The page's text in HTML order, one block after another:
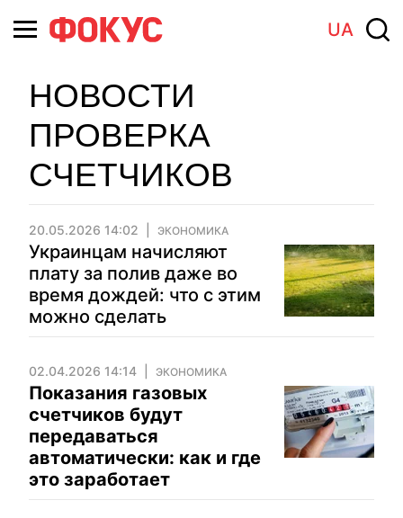
UA
НОВОСТИ
ПРОВЕРКА
СЧЕТЧИКОВ
20.05.2026 14:02 ЭКОНОМИКА
Украинцам начисляют
плату за полив даже во
время дождей: что с этим
можно сделать
02.04.2026 14:14 ЭКОНОМИКА
Показания газовых
счетчиков будут
передаваться
автоматически: как и где
это заработает